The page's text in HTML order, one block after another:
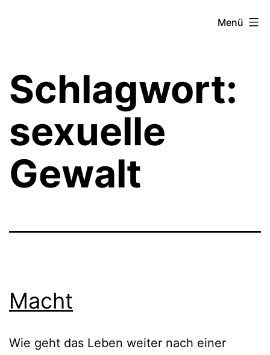
Menü
Schlagwort:
sexuelle
Gewalt
Macht
Wie geht das Leben weiter nach einer